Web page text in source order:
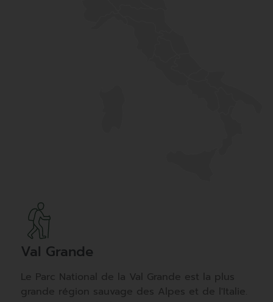
Val Grande
Le Parc National de la Val Grande est la plus
grande région sauvage des Alpes et de l'Italie.